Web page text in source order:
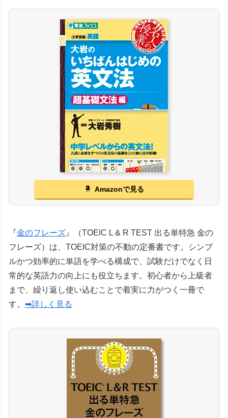
Amazonで見る
『金のフレーズ 』（TOEIC L & R TEST 出る単特急 金の
フレーズ）は、TOEIC対策の不動の定番書です。シンプ
ルかつ効率的に単語を学べる構成で、試験だけでなく日
常的な英語力の向上にも役立ちます。初心者から上級者
まで、繰り返し使い込むことで着実に力がつく一冊で
す。 ➡詳しく見る